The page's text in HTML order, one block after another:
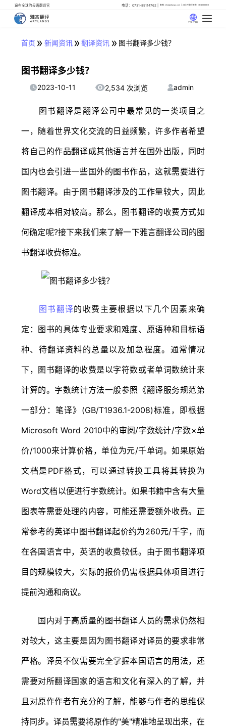
遍布全球的母语翻译官 电话：0731-85114762 邮箱: info@artlangs.com 24小时翻译管家: 18142666316
中文 (中国)
首页 » 新闻资讯» 翻译资讯 » 图书翻译多少钱？
图书翻译多少钱？
2023-10-11 2,534 次浏览 admin
图书翻译是翻译公司中最常见的一类项目之
一，随着世界文化交流的日益频繁，许多作者希望
将自己的作品翻译成其他语言并在国外出版，同时
国内也会引进一些国外的图书作品，这就需要进行
图书翻译。由于图书翻译涉及的工作量较大，因此
翻译成本相对较高。那么，图书翻译的收费方式如
何确定呢?接下来我们来了解一下雅言翻译公司的图
书翻译收费标准。
图书翻译的收费主要根据以下几个因素来确
定：图书的具体专业要求和难度、原语种和目标语
种、待翻译资料的总量以及加急程度。通常情况
下，图书翻译的收费是以字符数或者单词数统计来
计算的。字数统计方法一般参照《翻译服务规范第
一部分：笔译》(GB/T1936.1-2008)标准，即根据
Microsoft Word 2010中的审阅/字数统计/字数×单
价/1000来计算价格，单位为元/千单词。如果原始
文档是PDF格式，可以通过转换工具将其转换为
Word文档以便进行字数统计。如果书籍中含有大量
图表等需要处理的内容，可能还需要额外收费。正
常参考的英译中图书翻译起价约为260元/千字，而
在各国语言中，英语的收费较低。由于图书翻译项
目的规模较大，实际的报价仍需根据具体项目进行
提前沟通和商议。
国内对于高质量的图书翻译人员的需求仍然相
对较大，这主要是因为图书翻译对译员的要求非常
严格。译员不仅需要完全掌握本国语言的用法，还
需要对所翻译国家的语言和文化有深入的了解，并
且对原作作者有充分的了解，能够与作者的思维保
持同步。译员需要将原作的"美"精准地呈现出来，在